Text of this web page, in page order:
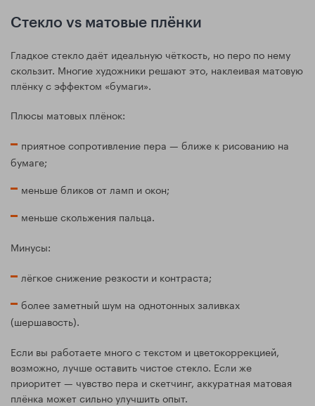
Стекло vs матовые плёнки
Гладкое стекло даёт идеальную чёткость, но перо по нему
скользит. Многие художники решают это, наклеивая матовую
плёнку с эффектом «бумаги».
Плюсы матовых плёнок:
приятное сопротивление пера — ближе к рисованию на
бумаге;
меньше бликов от ламп и окон;
меньше скольжения пальца.
Минусы:
лёгкое снижение резкости и контраста;
более заметный шум на однотонных заливках
(шершавость).
Если вы работаете много с текстом и цветокоррекцией,
возможно, лучше оставить чистое стекло. Если же
приоритет — чувство пера и скетчинг, аккуратная матовая
плёнка может сильно улучшить опыт.